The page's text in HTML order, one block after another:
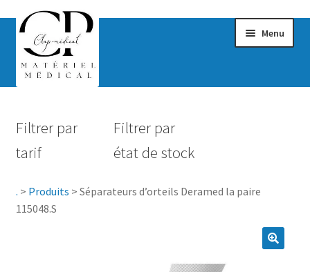
Menu
Hygiène
Filtrer par
tarif
Filtrer par
état de stock
. > Produits > Séparateurs d’orteils Deramed la paire
115048.S